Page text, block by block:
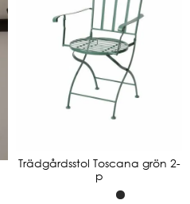
Trädgårdsstol Toscana grön 2-
p